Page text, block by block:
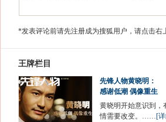
*发表评论前请先注册成为搜狐用户，请点击右
王牌栏目
先锋人物黄晓明：
感谢低潮 偶像重生
黄晓明开始意识到，
情需要改变。……[